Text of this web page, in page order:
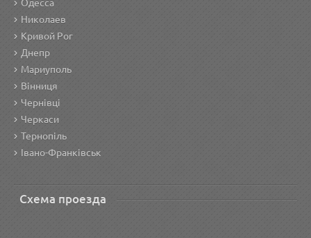
Одесса
Николаев
Кривой Рог
Днепр
Мариуполь
Вінниця
Чернівці
Черкаси
Тернопіль
Івано-Франківськ
Схема проезда